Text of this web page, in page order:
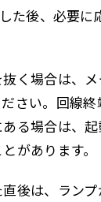
た後、必要に
く場合は、
さい。回線
る場合は、
があります。
後は、ラン